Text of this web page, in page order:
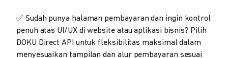
✅ Sudah punya halaman pembayaran dan ingin kontrol
penuh atas UI/UX di website atau aplikasi bisnis? Pilih
DOKU Direct API untuk fleksibilitas maksimal dalam
menyesuaikan tampilan dan alur pembayaran sesuai